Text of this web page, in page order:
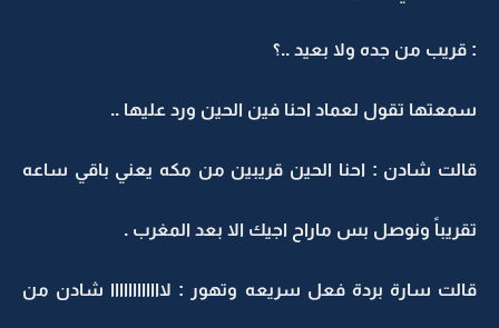
: قريب من جده ولا بعيد ..؟
سمعتها تقول لعماد احنا فين الحين ورد عليها ..
قالت شادن : احنا الحين قريبين من مكه يعني باقي ساعه
تقريباً ونوصل بس ماراح اجيك الا بعد المغرب .
قالت سارة بردة فعل سريعه وتهور : لاااااااااااا شادن من